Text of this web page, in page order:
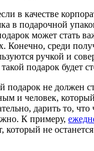
в качестве
в подарочной
может стать
Конечно, среди
ручкой и
подарок будет
подарок не должен
и человек,
дарить то, что
К примеру,
который не